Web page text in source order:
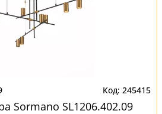
245415
Sormano SL1206.402.09